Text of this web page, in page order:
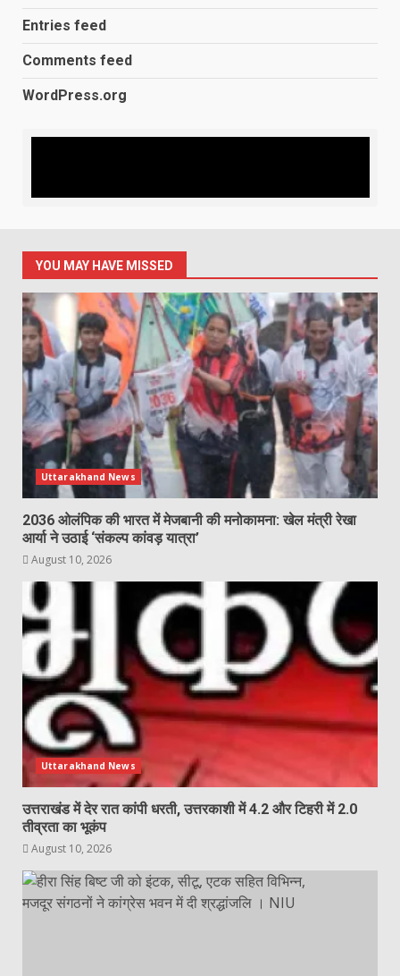
Entries feed
Comments feed
WordPress.org
YOU MAY HAVE MISSED
Uttarakhand News
2036 ओलंपिक की भारत में मेजबानी की मनोकामना: खेल मंत्री रेखा
आर्या ने उठाई ‘संकल्प कांवड़ यात्रा’
August 10, 2026
Uttarakhand News
उत्तराखंड में देर रात कांपी धरती, उत्तरकाशी में 4.2 और टिहरी में 2.0
तीव्रता का भूकंप
August 10, 2026